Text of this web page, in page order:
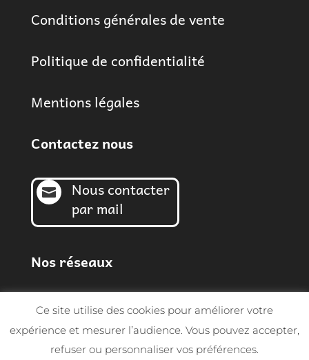
Conditions générales de vente
Politique de confidentialité
Mentions légales
Contactez nous

Nous contacter
par mail
Nos réseaux
Ce site utilise des cookies pour améliorer votre
expérience et mesurer l’audience. Vous pouvez accepter,
refuser ou personnaliser vos préférences.